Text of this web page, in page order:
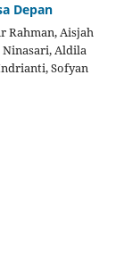
Depan
Rahman, Aisjah
Ninasari, Aldila
Sofyan